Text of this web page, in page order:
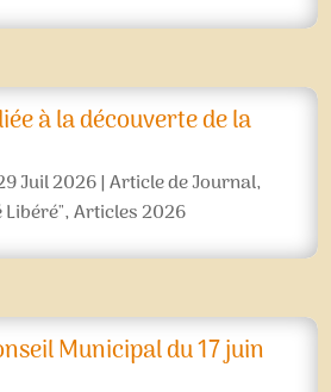
à la découverte de la
Juil 2026|Article de Journal,
,Articles 2026
Municipal du 17 juin